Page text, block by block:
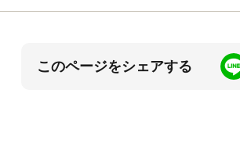
このページをシェアする